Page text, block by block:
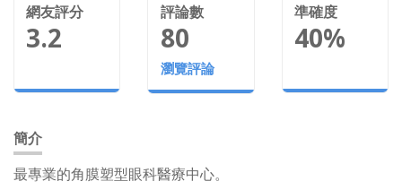
網友評分
3.2
評論數
80
瀏覽評論
準確度
40%
簡介
最專業的角膜塑型眼科醫療中心。